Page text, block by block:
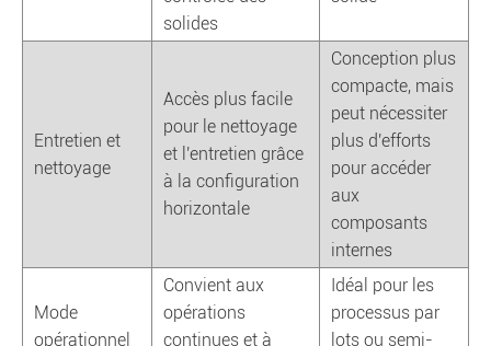
solides
Entretien et
nettoyage
Accès plus facile
pour le nettoyage
et l'entretien grâce
à la configuration
horizontale
Conception plus
compacte, mais
peut nécessiter
plus d'efforts
pour accéder
aux
composants
internes
Mode
opérationnel
Convient aux
opérations
continues et à
Idéal pour les
processus par
lots ou semi-